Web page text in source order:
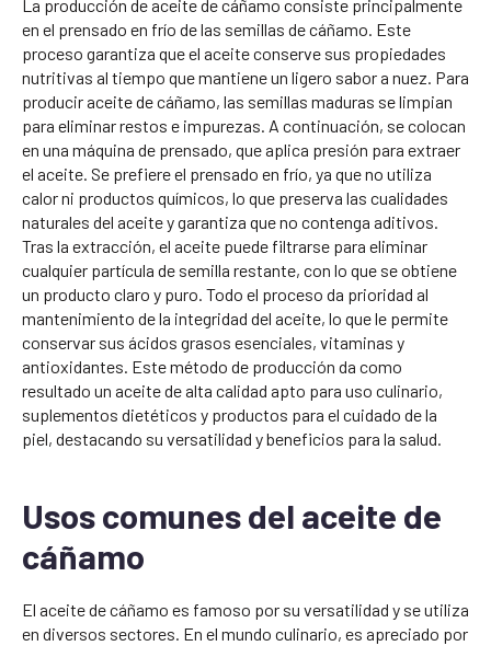
La producción de aceite de cáñamo consiste principalmente
en el prensado en frío de las semillas de cáñamo. Este
proceso garantiza que el aceite conserve sus propiedades
nutritivas al tiempo que mantiene un ligero sabor a nuez. Para
producir aceite de cáñamo, las semillas maduras se limpian
para eliminar restos e impurezas. A continuación, se colocan
en una máquina de prensado, que aplica presión para extraer
el aceite. Se prefiere el prensado en frío, ya que no utiliza
calor ni productos químicos, lo que preserva las cualidades
naturales del aceite y garantiza que no contenga aditivos.
Tras la extracción, el aceite puede filtrarse para eliminar
cualquier partícula de semilla restante, con lo que se obtiene
un producto claro y puro. Todo el proceso da prioridad al
mantenimiento de la integridad del aceite, lo que le permite
conservar sus ácidos grasos esenciales, vitaminas y
antioxidantes. Este método de producción da como
resultado un aceite de alta calidad apto para uso culinario,
suplementos dietéticos y productos para el cuidado de la
piel, destacando su versatilidad y beneficios para la salud.
Usos comunes del aceite de
cáñamo
El aceite de cáñamo es famoso por su versatilidad y se utiliza
en diversos sectores. En el mundo culinario, es apreciado por